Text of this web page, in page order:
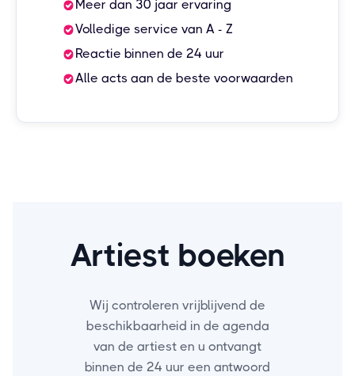
Meer dan 30 jaar ervaring
Volledige service van A - Z
Reactie binnen de 24 uur
Alle acts aan de beste voorwaarden
Artiest boeken
Wij controleren vrijblijvend de
beschikbaarheid in de agenda
van de artiest en u ontvangt
binnen de 24 uur een antwoord